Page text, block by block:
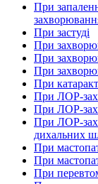
При
При застуді
При
При
При
При
При ЛОР-
При ЛОР-
При ЛОР-
дихальних
При
При
При